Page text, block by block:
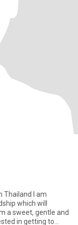
Thailand I am
which will
a sweet, gentle and
in getting to